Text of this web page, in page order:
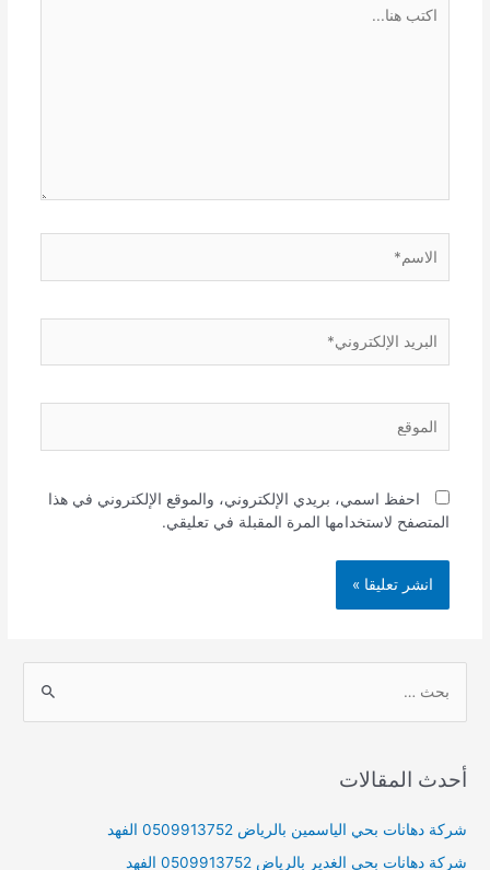
هنا...
الإلكتروني*
احفظ اسمي، بريدي الإلكتروني، والموقع الإلكتروني في هذا
المتصفح لاستخدامها المرة المقبلة في تعليقي.
r
c
h
أحدث المقالات
شركة دهانات بحي الياسمين بالرياض 0509913752 الفهد
شركة دهانات بحي الغدير بالرياض 0509913752 الفهد